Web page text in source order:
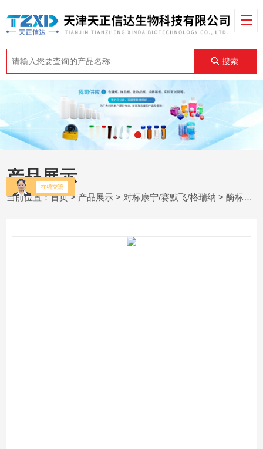
搜索
产品展示
当前位置：首页> 产品展示 > 对标康宁/赛默飞/格瑞纳 >酶标板